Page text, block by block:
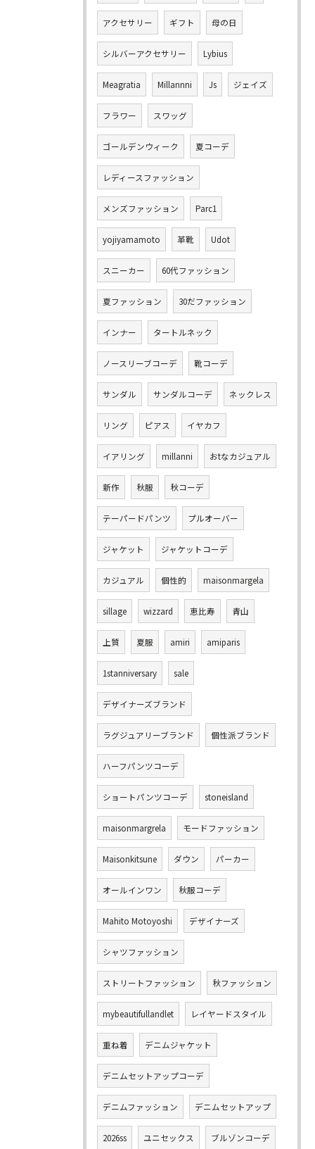
アクセサリー ギフト 母の日
シルバーアクセサリー Lybius
Meagratia Millannni Js ジェイズ
フラワー スワッグ
ゴールデンウィーク 夏コーデ
レディースファッション
メンズファッション Parc1
yojiyamamoto 革靴 Udot
スニーカー 60代ファッション
夏ファッション 30だファッション
インナー タートルネック
ノースリーブコーデ 靴コーデ
サンダル サンダルコーデ ネックレス
リング ピアス イヤカフ
イアリング millanni おtなカジュアル
新作 秋服 秋コーデ
テーパードパンツ プルオーバー
ジャケット ジャケットコーデ
カジュアル 個性的 maisonmargela
sillage wizzard 恵比寿 青山
上質 夏服 amiri amiparis
1stanniversary sale
デザイナーズブランド
ラグジュアリーブランド 個性派ブランド
ハーフパンツコーデ
ショートパンツコーデ stoneisland
maisonmargrela モードファッション
Maisonkitsune ダウン パーカー
オールインワン 秋服コーデ
Mahito Motoyoshi デザイナーズ
シャツファッション
ストリートファッション 秋ファッション
mybeautifullandlet レイヤードスタイル
重ね着 デニムジャケット
デニムセットアップコーデ
デニムファッション デニムセットアップ
2026ss ユニセックス ブルゾンコーデ